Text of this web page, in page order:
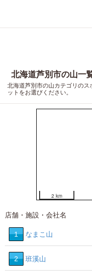
北海道芦別市の山一
北海道芦別市の山カテゴリの
ットをお選びください。
2 km
店舗・施設・会社名
1 なまこ山
2 班溪山